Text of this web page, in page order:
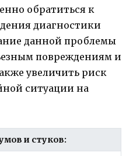
обратиться к
диагностики
данной проблемы
повреждениям и
увеличить риск
ситуации на
и стуков: